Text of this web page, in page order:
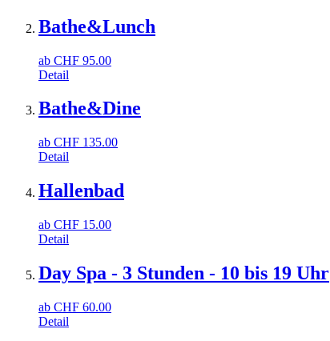
Bathe&Lunch
ab CHF 95.00
Detail
Bathe&Dine
ab CHF 135.00
Detail
Hallenbad
ab CHF 15.00
Detail
Day Spa - 3 Stunden - 10 bis 19 Uhr
ab CHF 60.00
Detail